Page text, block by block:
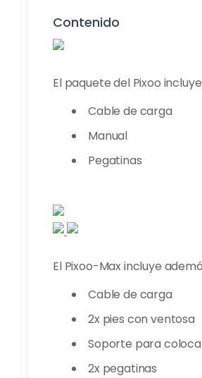
Contenido
El paquete del Pixoo
Cable de carga
Manual
Pegatinas
El Pixoo-Max incluye
Cable de carga
2x pies con ventosa
Soporte para
2x pegatinas